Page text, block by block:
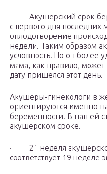
· Акушерский срок
с первого дня последних
оплодотворение
недели. Таким образом
условность. Но он более
мама, как правило, может
дату пришелся этот день.
Акушеры-гинекологи в
ориентируются именно
беременности. В нашей
акушерском сроке.
· 21 неделя
соответствует 19 неделе